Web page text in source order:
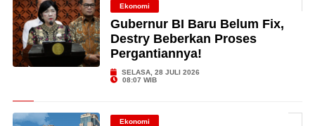
Ekonomi
Gubernur BI Baru Belum Fix,
Destry Beberkan Proses
Pergantiannya!
SELASA, 28 JULI 2026
08:07 WIB
Ekonomi